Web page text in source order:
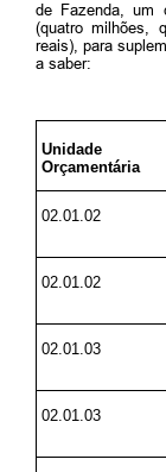
de Fazenda, um
(quatro milhões,
reais), para
a saber:
Unidade
Orçamentária
02.01.02
02.01.02
02.01.03
02.01.03